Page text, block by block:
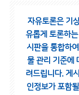
자유토론은 기
유롭게 토론하
시판을 통합하
물 관리 기준에
려드립니다. 게
인정보가 포함